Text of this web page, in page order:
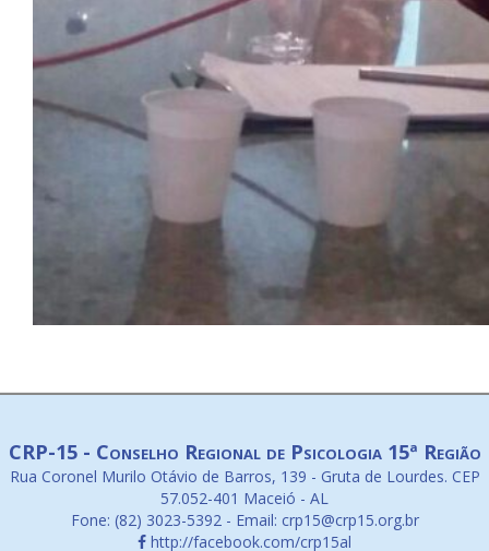
CRP-15 - Conselho Regional de Psicologia 15ª Região
Rua Coronel Murilo Otávio de Barros, 139 - Gruta de Lourdes. CEP
57.052-401 Maceió - AL
Fone: (82) 3023-5392 - Email: crp15@crp15.org.br
http://facebook.com/crp15al